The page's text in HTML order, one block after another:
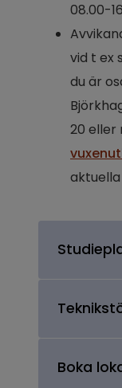
08.00-
vid t ex
du är
Boka